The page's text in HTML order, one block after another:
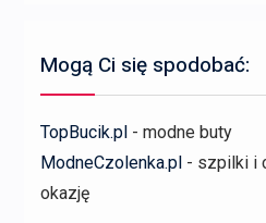
Mogą Ci się spodobać:
TopBucik.pl- modne buty
ModneCzolenka.pl- szpilki i
okazję